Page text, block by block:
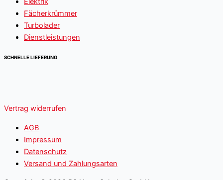
Fächerkrümmer
Turbolader
Dienstleistungen
SCHNELLE LIEFERUNG
Vertrag widerrufen
AGB
Impressum
Datenschutz
Versand und Zahlungsarten